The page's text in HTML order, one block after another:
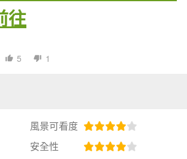
往
5 1
風景可看度
安全性